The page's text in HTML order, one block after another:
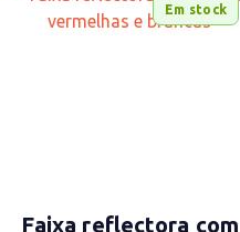
Em stock
Faixa reflectora com